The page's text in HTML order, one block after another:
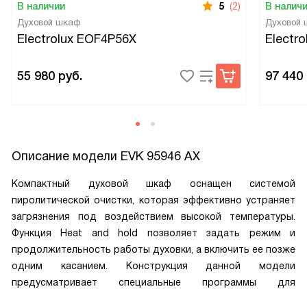
В наличии 5 (2)
Духовой шкаф
Electrolux EOF4P56X
55 980 руб.
В
Духовой
97 440
Описание модели EVK 95946 AX
Компактный духовой шкаф оснащен системой
пиролитической очистки, которая эффективно устраняет
загрязнения под воздействием высокой температуры.
Функция Heat and hold позволяет задать режим и
продолжительность работы духовки, а включить ее позже
одним касанием. Конструкция данной модели
предусматривает специальные программы для